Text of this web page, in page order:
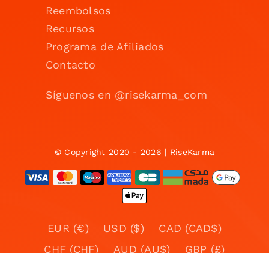
Reembolsos
Recursos
Programa de Afiliados
Contacto
Síguenos en @risekarma_com
© Copyright 2020 - 2026 | RiseKarma
EUR (€) USD ($)
CAD (CAD$)
CHF (CHF)
AUD (AU$)
GBP (£)